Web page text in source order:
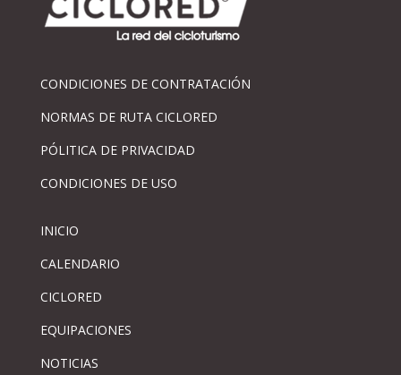
CONDICIONES DE CONTRATACIÓN
NORMAS DE RUTA CICLORED
PÓLITICA DE PRIVACIDAD
CONDICIONES DE USO
INICIO
CALENDARIO
CICLORED
EQUIPACIONES
NOTICIAS